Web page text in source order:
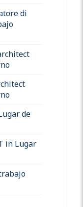
di
de
in Lugar